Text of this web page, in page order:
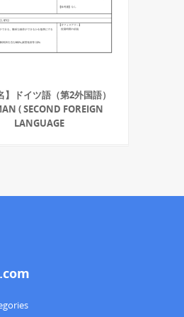
】ドイツ語（第2外国語）
( SECOND FOREIGN
LANGUAGE